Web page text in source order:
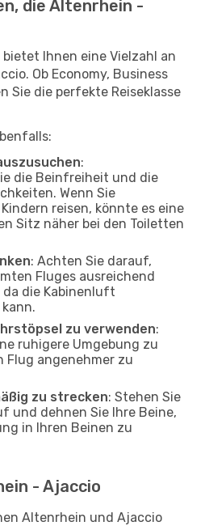
die Altenrhein -
Ihnen eine Vielzahl an
Ob Economy, Business
Sie die perfekte Reiseklasse
:
die Beinfreiheit und die
Wenn Sie
reisen, könnte es eine
Sitz näher bei den Toiletten
: Achten Sie darauf,
Fluges ausreichend
da die Kabinenluft
zu verwenden:
ruhigere Umgebung zu
Flug angenehmer zu
zu strecken: Stehen Sie
und dehnen Sie Ihre Beine,
in Ihren Beinen zu
- Ajaccio
Altenrhein und Ajaccio